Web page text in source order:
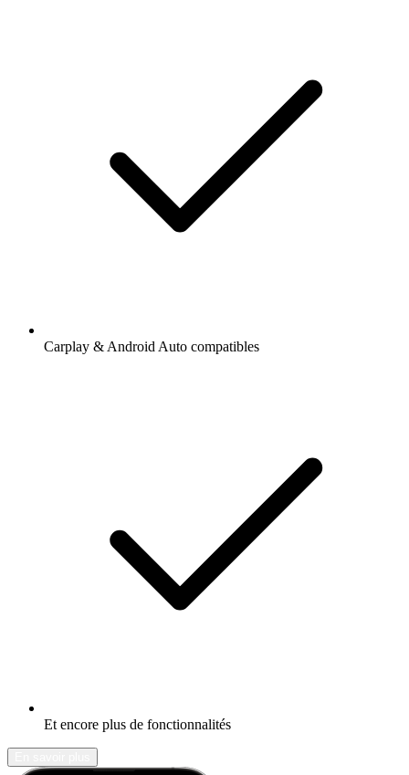
Carplay & Android Auto compatibles
Et encore plus de fonctionnalités